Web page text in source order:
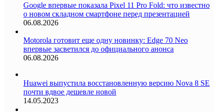
Google впервые показала Pixel 11 Pro Fold: что известно
о новом складном смартфоне перед презентацией
06.08.2026
Motorola готовит еще одну новинку: Edge 70 Neo
впервые засветился до официального анонса
06.08.2026
Huawei выпустила восстановленную версию Nova 8 SE
почти вдвое дешевле новой
14.05.2023